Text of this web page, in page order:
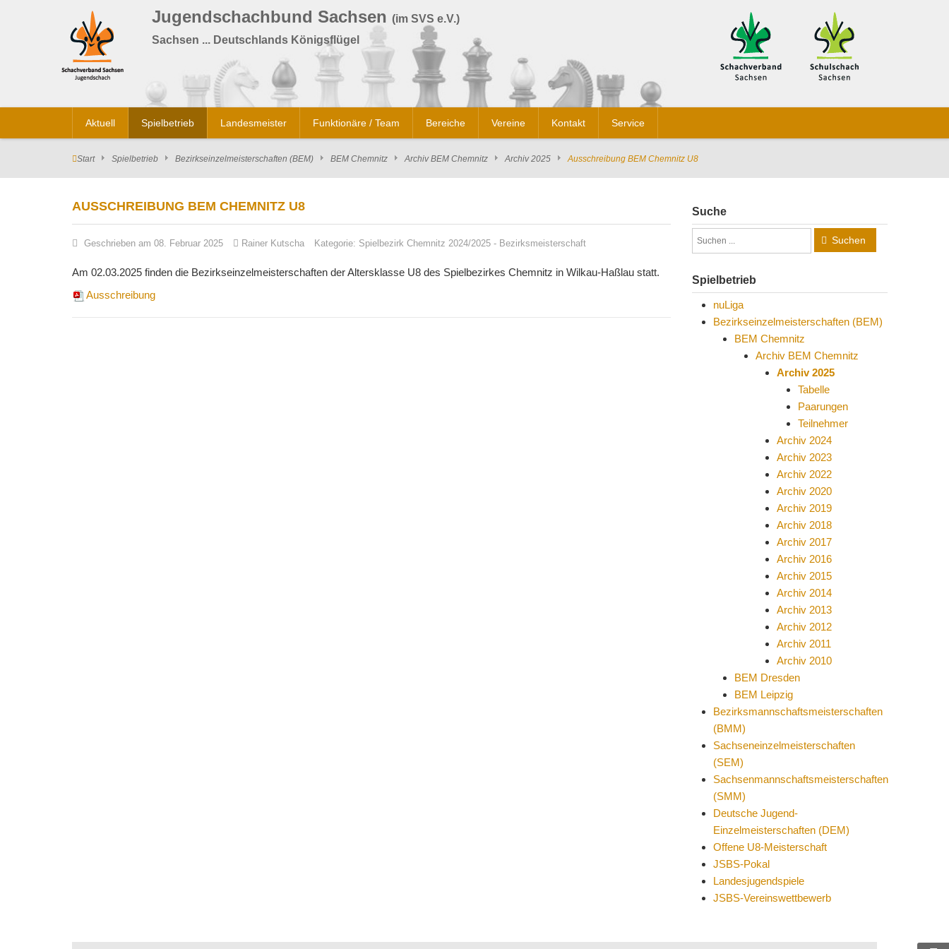
Jugendschachbund Sachsen (im SVS e.V.)
Sachsen ... Deutschlands Königsflügel
Aktuell Spielbetrieb Landesmeister Funktionäre / Team Bereiche Vereine Kontakt Service
Start Spielbetrieb Bezirkseinzelmeisterschaften (BEM) BEM Chemnitz Archiv BEM Chemnitz Archiv 2025 Ausschreibung BEM Chemnitz U8
AUSSCHREIBUNG BEM CHEMNITZ U8
Geschrieben am 08. Februar 2025 Rainer Kutscha Kategorie: Spielbezirk Chemnitz 2024/2025 - Bezirksmeisterschaft
Am 02.03.2025 finden die Bezirkseinzelmeisterschaften der Altersklasse U8 des Spielbezirkes Chemnitz in Wilkau-Haßlau statt.
Ausschreibung
Suche
Suchen
Spielbetrieb
nuLiga
Bezirkseinzelmeisterschaften (BEM)
BEM Chemnitz
Archiv BEM Chemnitz
Archiv 2025
Tabelle
Paarungen
Teilnehmer
Archiv 2024
Archiv 2023
Archiv 2022
Archiv 2020
Archiv 2019
Archiv 2018
Archiv 2017
Archiv 2016
Archiv 2015
Archiv 2014
Archiv 2013
Archiv 2012
Archiv 2011
Archiv 2010
BEM Dresden
BEM Leipzig
Bezirksmannschaftsmeisterschaften
(BMM)
Sachseneinzelmeisterschaften
(SEM)
Sachsenmannschaftsmeisterschaften
(SMM)
Deutsche Jugend-
Einzelmeisterschaften (DEM)
Offene U8-Meisterschaft
JSBS-Pokal
Landesjugendspiele
JSBS-Vereinswettbewerb